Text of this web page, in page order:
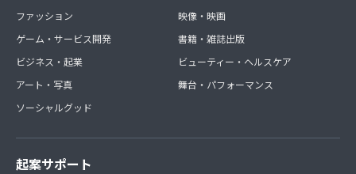
ファッション
ゲーム・サービス開発
ビジネス・起業
アート・写真
ソーシャルグッド
映像・映画
書籍・雑誌出版
ビューティー・ヘルスケア
舞台・パフォーマンス
起案サポート